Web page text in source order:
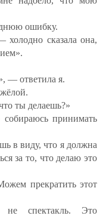
ошибку.
сказала она,
— ответила я.
ты делаешь?»
принимать
в виду, что я должна
за то, что делаю это
прекратить этот
спектакль. Это